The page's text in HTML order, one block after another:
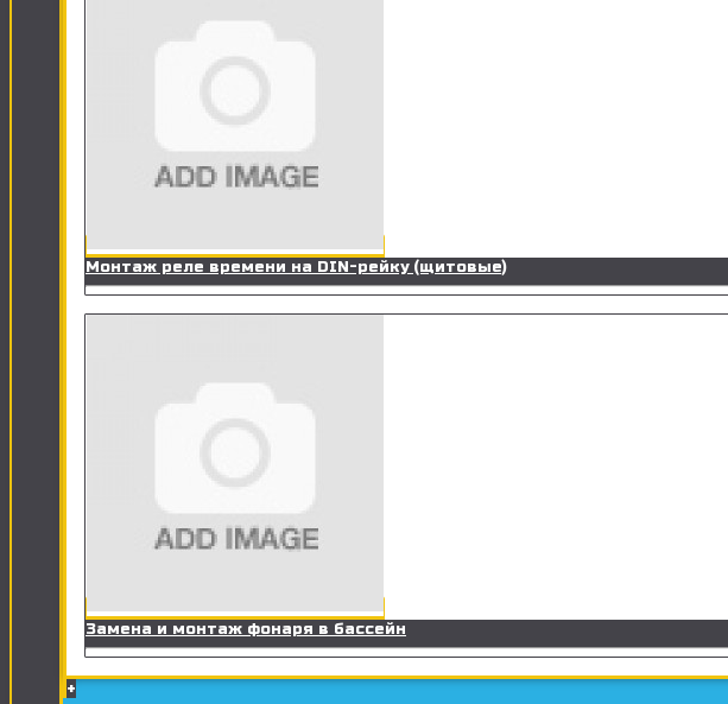
Монтаж реле времени на DIN-рейку (щитовые)
Замена и монтаж фонаря в бассейн
+